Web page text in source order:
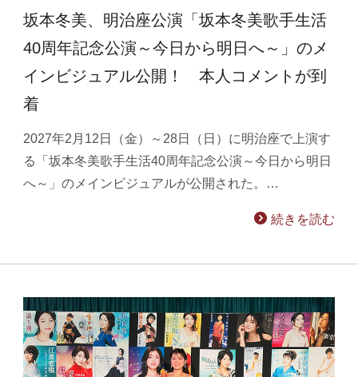
坂本冬美、明治座公演「坂本冬美歌手生活
40周年記念公演～今日から明日へ～」のメ
インビジュアル公開！ 本人コメントが到
着
2027年2月12日（金）～28日（日）に明治座で上演す
る「坂本冬美歌手生活40周年記念公演～今日から明日
へ～」のメインビジュアルが公開された。…
続きを読む